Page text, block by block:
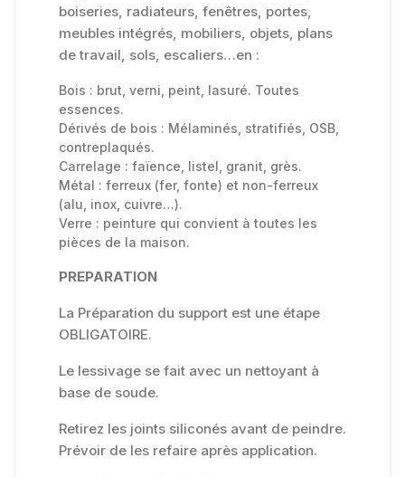
boiseries, radiateurs, fenêtres, portes,
meubles intégrés, mobiliers, objets, plans
de travail, sols, escaliers…en :
Bois : brut, verni, peint, lasuré. Toutes
essences.
Dérivés de bois : Mélaminés, stratifiés, OSB,
contreplaqués.
Carrelage : faïence, listel, granit, grès.
Métal : ferreux (fer, fonte) et non-ferreux
(alu, inox, cuivre…).
Verre : peinture qui convient à toutes les
pièces de la maison.
PREPARATION
La Préparation du support est une étape
OBLIGATOIRE.
Le lessivage se fait avec un nettoyant à
base de soude.
Retirez les joints siliconés avant de peindre.
Prévoir de les refaire après application.